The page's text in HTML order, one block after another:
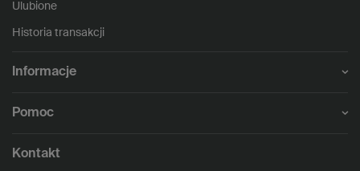
Ulubione
Historia transakcji
Informacje
Pomoc
Kontakt